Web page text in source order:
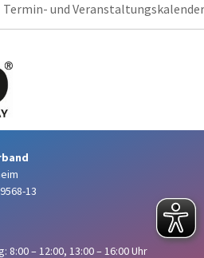
Termin- und Veranstaltungskalender
13
8:00 – 12:00, 13:00 – 16:00 Uhr